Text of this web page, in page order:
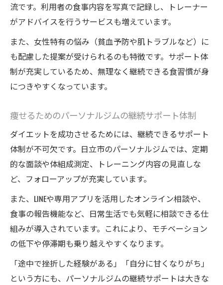
流です。利用者の食事内容を写真で記録し、トレーナー
がアドバイスを行うサービスも増えています。
また、女性特有の悩み（貧血予防や肌トラブルなど）に
も配慮した提案が受けられるのも特徴です。サポート体
制が充実しているため、無理なく継続できる食習慣が身
につきやすくなっています。
痩せるためのパーソナルジムの継続サポート体制
ダイエットを成功させるためには、継続できるサポート
体制が不可欠です。日立市のパーソナルジムでは、定期
的な面談や体組成測定、トレーニング内容の見直しな
ど、フォローアップが充実しています。
また、LINEや専用アプリを活用したオンライン相談や、
食事の報告機能など、日常生活でも気軽に相談できる仕
組みが導入されています。これにより、モチベーション
の低下や停滞期も乗り越えやすくなります。
「途中で挫折した経験がある」「自分に甘くなりがち」
という方にも、パーソナルジムの継続サポートは大きな